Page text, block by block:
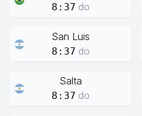
8:37 do
San Luis
8:37 do
Salta
8:37 do